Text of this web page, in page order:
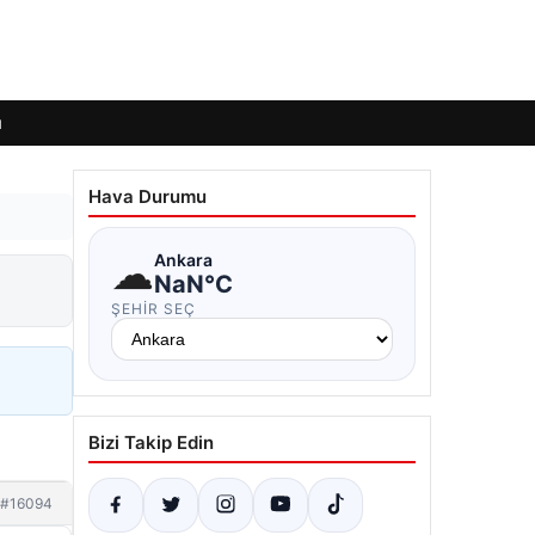
#16094
Hava Durumu
☁Ankara
NaN°C
ŞEHIR SEÇ
Bizi Takip Edin